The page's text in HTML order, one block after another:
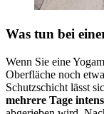
Was tun bei
Wenn Sie eine
Oberfläche noch
Schutzschicht lässt
mehrere Tage